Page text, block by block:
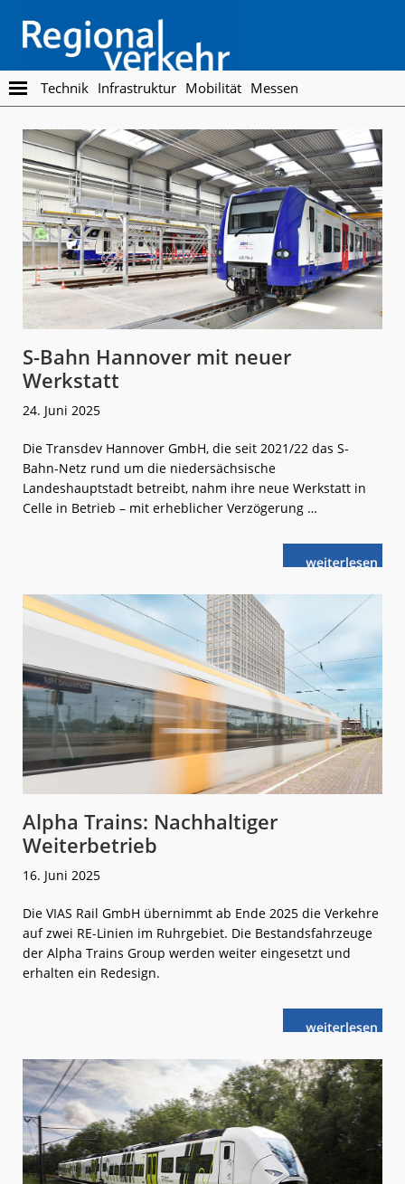
main
content
footer
Regionalverkehr
Die
Fachzeitschrift
den
Öffentlichen
Personennahverkehr
Technik Infrastruktur Mobilität Messen
S-Bahn Hannover mit neuer
Werkstatt
24. Juni 2025
Die Transdev Hannover GmbH, die seit 2021/22 das S-
Bahn-Netz rund um die niedersächsische
Landeshauptstadt betreibt, nahm ihre neue Werkstatt in
Celle in Betrieb – mit erheblicher Verzögerung …
weiterlese
nS-
mit
neuer
Werkstatt
Alpha Trains: Nachhaltiger
Weiterbetrieb
16. Juni 2025
Die VIAS Rail GmbH übernimmt ab Ende 2025 die Verkehre
auf zwei RE-Linien im Ruhrgebiet. Die Bestandsfahrzeuge
der Alpha Trains Group werden weiter eingesetzt und
erhalten ein Redesign.
weiterlese
nAlpha
Weiterbetrieb